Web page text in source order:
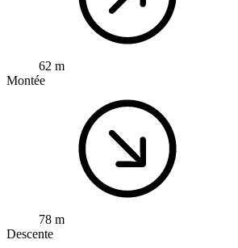
62 m
Montée
78 m
Descente